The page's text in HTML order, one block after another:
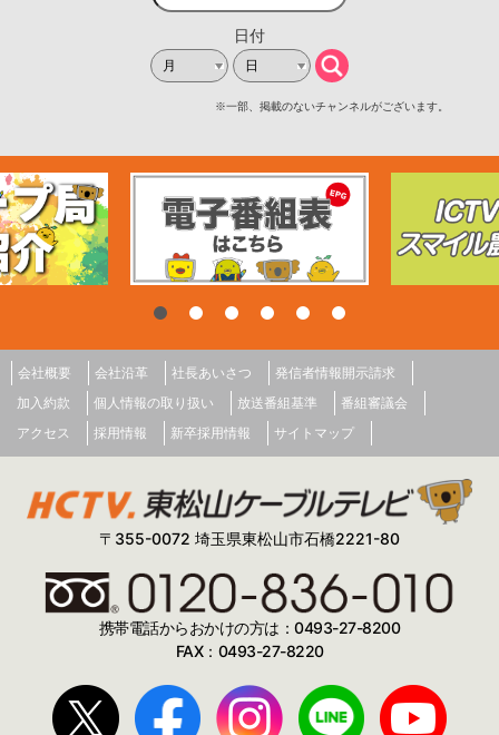
会社概要 会社沿革 社長あいさつ
発信者情報開示請求
加入約款
個人情報の取り扱い 放送番組基準
番組審議会
アクセス
採用情報 新卒採用情報 サイトマップ
〒355-0072 埼玉県東松山市石橋2221-80
携帯電話からおかけの方は：0493-27-8200
FAX：0493-27-8220